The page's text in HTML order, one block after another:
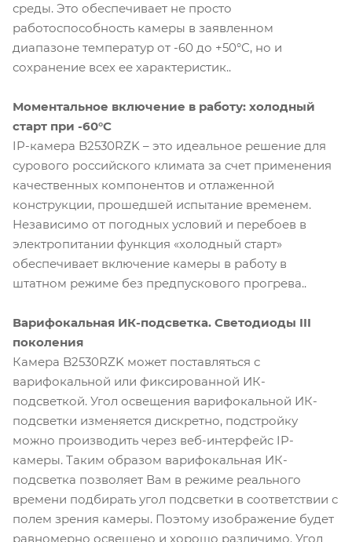
среды. Это обеспечивает не просто
работоспособность камеры в заявленном
диапазоне температур от -60 до +50°С, но и
сохранение всех ее характеристик..
Моментальное включение в работу: холодный
старт при -60°С
IP-камера B2530RZK – это идеальное решение для
сурового российского климата за счет применения
качественных компонентов и отлаженной
конструкции, прошедшей испытание временем.
Независимо от погодных условий и перебоев в
электропитании функция «холодный старт»
обеспечивает включение камеры в работу в
штатном режиме без предпускового прогрева..
Варифокальная ИК-подсветка. Светодиоды III
поколения
Камера B2530RZK может поставляться с
варифокальной или фиксированной ИК-
подсветкой. Угол освещения варифокальной ИК-
подсветки изменяется дискретно, подстройку
можно производить через веб-интерфейс IP-
камеры. Таким образом варифокальная ИК-
подсветка позволяет Вам в режиме реального
времени подбирать угол подсветки в соответствии с
полем зрения камеры. Поэтому изображение будет
равномерно освещено и хорошо различимо. Угол